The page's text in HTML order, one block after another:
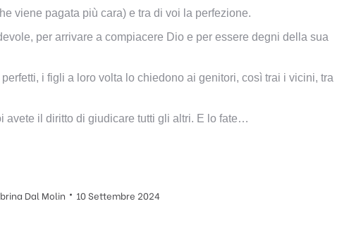
viene pagata più cara) e tra di voi la perfezione.
per arrivare a compiacere Dio e per essere degni della sua
i figli a loro volta lo chiedono ai genitori, così trai i vicini, tra
avete il diritto di giudicare tutti gli altri. E lo fate…
Dal Molin 10 Settembre 2024